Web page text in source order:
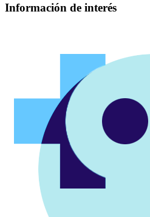
Información de interés